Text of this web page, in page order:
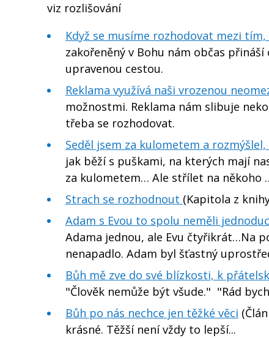
viz rozlišování
Když se musíme rozhodovat mezi
zakořeněný v Bohu nám občas
upravenou cestou.
Reklama využívá naši vrozenou
možnostmi. Reklama nám slibuje
třeba se rozhodovat.
Seděl jsem za kulometem a
jak běží s puškami, na kterých mají
za kulometem… Ale střílet na někoho
Strach se rozhodnout (Kapitola z
Adam s Evou to spolu neměli
Adama jednou, ale Evu čtyřikrát…Na
nenapadlo. Adam byl šťastný
Bůh mě zve do své blízkosti, k
"Člověk nemůže být všude." "Rád
Bůh po nás nechce jen těžké věci
krásné. Těžší není vždy to lepší...